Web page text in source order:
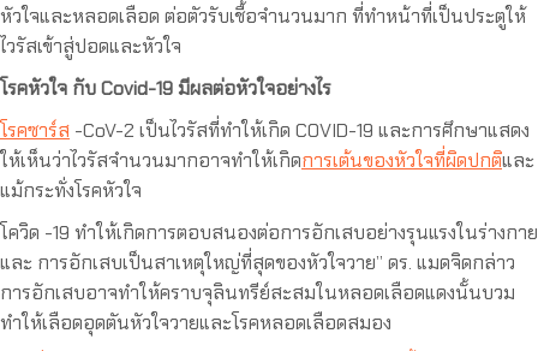
หัวใจและหลอดเลือด ต่อตัวรับเชื้อจำนวนมาก ที่ทำหน้าที่เป็นประตูให้
ไวรัสเข้าสู่ปอดและหัวใจ
โรคหัวใจ กับ Covid-19 มีผลต่อหัวใจอย่างไร
โรคซาร์ส -CoV-2 เป็นไวรัสที่ทำให้เกิด COVID-19 และการศึกษาแสดง
ให้เห็นว่าไวรัสจำนวนมากอาจทำให้เกิดการเต้นของหัวใจที่ผิดปกติและ
แม้กระทั่งโรคหัวใจ
โควิด -19 ทำให้เกิดการตอบสนองต่อการอักเสบอย่างรุนแรงในร่างกาย
และ การอักเสบเป็นสาเหตุใหญ่ที่สุดของหัวใจวาย” ดร. แมดจิดกล่าว
การอักเสบอาจทำให้คราบจุลินทรีย์สะสมในหลอดเลือดแดงนั้นบวม
ทำให้เลือดอุดตันหัวใจวายและโรคหลอดเลือดสมอง